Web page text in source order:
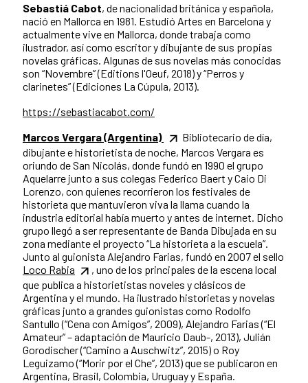
Sebastiá Cabot, de nacionalidad británica y española,
nació en Mallorca en 1981. Estudió Artes en Barcelona y
actualmente vive en Mallorca, donde trabaja como
ilustrador, así como escritor y dibujante de sus propias
novelas gráficas. Algunas de sus novelas más conocidas
son “Novembre” (Editions l'Oeuf, 2018) y “Perros y
clarinetes” (Ediciones La Cúpula, 2013).
https://sebastiacabot.com/
Marcos Vergara (Argentina)
Bibliotecario de día,
dibujante e historietista de noche, Marcos Vergara es
oriundo de San Nicolás, donde fundó en 1990 el grupo
Aquelarre junto a sus colegas Federico Baert y Caio Di
Lorenzo, con quienes recorrieron los festivales de
historieta que mantuvieron viva la llama cuando la
industria editorial había muerto y antes de internet. Dicho
grupo llegó a ser representante de Banda Dibujada en su
zona mediante el proyecto “La historieta a la escuela”.
Junto al guionista Alejandro Farias, fundó en 2007 el sello
Loco Rabia
, uno de los principales de la escena local
que publica a historietistas noveles y clásicos de
Argentina y el mundo. Ha ilustrado historietas y novelas
gráficas junto a grandes guionistas como Rodolfo
Santullo (“Cena con Amigos”, 2009), Alejandro Farias (“El
Amateur” – adaptación de Mauricio Daub-, 2013), Julián
Gorodischer (“Camino a Auschwitz”, 2015) o Roy
Leguizamo (“Morir por el Che”, 2013) que se publicaron en
Argentina, Brasil, Colombia, Uruguay y España.